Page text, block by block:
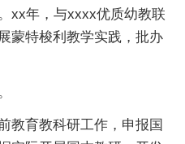
xx年，与xxxx优质幼教联
蒙特梭利教学实践，批办
育教科研工作，申报国